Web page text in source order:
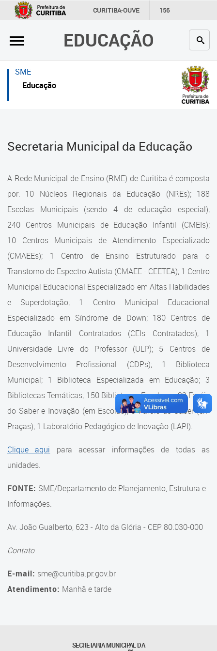
CURITIBA-OUVE 156
INFORMAÇÃO SECRETARIAS
EDUCAÇÃO
×
Inicial
Secretaria
Profissionais da educação
Contato
úteis
Portal da Prefeitura de Curitiba
Cadastramento Escolar
Cadastro Online
Portal ICS Instituto Curitiba de
Portal Aprendere
Portal do Servidor
×
Inicial
Inicial
Secretaria
Crianças e estudantes
Contato
Estrutura da Secretaria
Estrutura da Secretaria
Superintendência Executiva
Departamento de Logística
Departamento de Logística
Gerência de Almoxarifado
Gerência de Aquisição e
Gestão Contratual de
Serviços
Gerência de Contratos
Gerência de Limpeza e
Suporte aos Contratos
Gerência de Segurança
Gerência de Transporte
Gerência de Transporte para
a Educação Especial - SITES
Tecnologia
SME
Educação
Secretaria Municipal da Educação
A Rede Municipal de Ensino (RME) de Curitiba é composta
por: 10 Núcleos Regionais da Educação (NREs); 188
Escolas Municipais (sendo 4 de educação especial);
240 Centros Municipais de Educação Infantil (CMEIs);
10 Centros Municipais de Atendimento Especializado
(CMAEEs); 1 Centro de Ensino Estruturado para o
Transtorno do Espectro Autista (CMAEE - CEETEA); 1 Centro
Municipal Educacional Especializado em Altas Habilidades
e Superdotação; 1 Centro Municipal Educacional
Especializado em Síndrome de Down; 180 Centros de
Educação Infantil Contratados (CEIs Contratados); 1
Universidade Livre do Professor (ULP); 5 Centros de
Desenvolvimento Profissional (CDPs); 1 Biblioteca
Municipal; 1 Biblioteca Especializada em Educação; 3
Bibliotecas Temáticas; 150 Bibliotecas Escolares; 32 Faróis
do Saber e Inovação (em Escolas); 9 Faróis do Saber (em
Praças); 1 Laboratório Pedagógico de Inovação (LAPI).
Clique aqui para acessar informações de todas as
unidades.
FONTE: SME/Departamento de Planejamento, Estrutura e
Informações.
Av. João Gualberto, 623 - Alto da Glória - CEP 80.030-000
Contato
E-mail: sme@curitiba.pr.gov.br
Atendimento: Manhã e tarde
SECRETARIA MUNICIPAL DA